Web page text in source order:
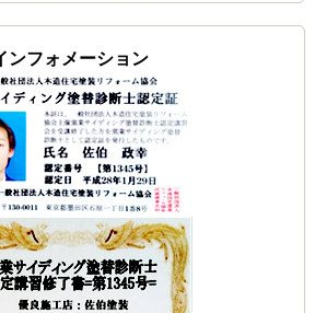
ンフォメーション